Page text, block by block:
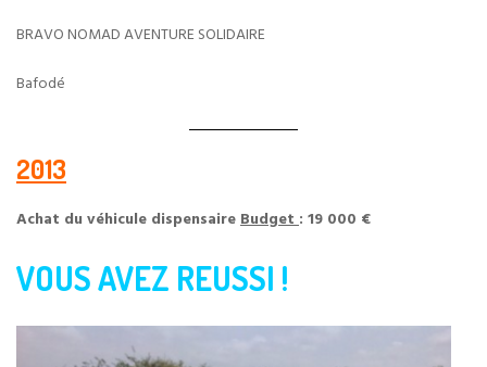
BRAVO NOMAD AVENTURE SOLIDAIRE
Bafodé
2013
Achat du véhicule dispensaireBudget: 19 000 €
VOUS AVEZ REUSSI !